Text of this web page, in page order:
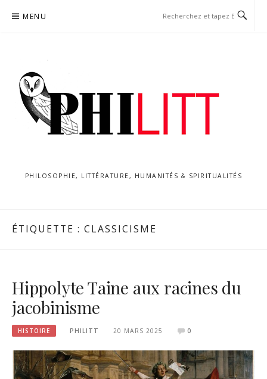
MENU
PHILOSOPHIE, LITTÉRATURE, HUMANITÉS & SPIRITUALITÉS
ÉTIQUETTE : CLASSICISME
Hippolyte Taine aux racines du
jacobinisme
HISTOIRE PHILITT 20 MARS 2025 0